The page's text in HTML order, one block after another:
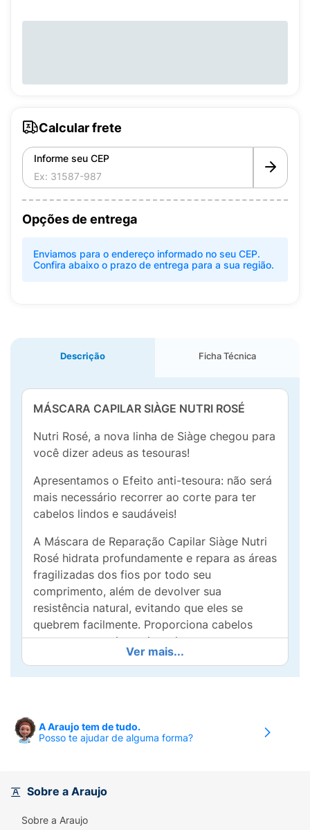
Calcular frete
Informe seu CEP
Opções de entrega
Enviamos para o endereço informado no seu CEP.
Confira abaixo o prazo de entrega para a sua região.
Descrição Ficha Técnica
MÁSCARA CAPILAR SIÀGE NUTRI ROSÉ
Nutri Rosé, a nova linha de Siàge chegou para
você dizer adeus as tesouras!
Apresentamos o Efeito anti-tesoura: não será
mais necessário recorrer ao corte para ter
cabelos lindos e saudáveis!
A Máscara de Reparação Capilar Siàge Nutri
Rosé hidrata profundamente e repara as áreas
fragilizadas dos fios por todo seu
comprimento, além de devolver sua
resistência natural, evitando que eles se
quebrem facilmente. Proporciona cabelos
com toque macio, mais resistentes e com
vitaminas e antioxidantes que nutrem os fios
e tem auto poder de reparação, combinado a
reparação profunda da raiz as pontas.
O Elixir de Rosas é um ativo poderoso obtido
Ver mais...
A Araujo tem de tudo.
Posso te ajudar de alguma forma?
Sobre a Araujo
Sobre a Araujo